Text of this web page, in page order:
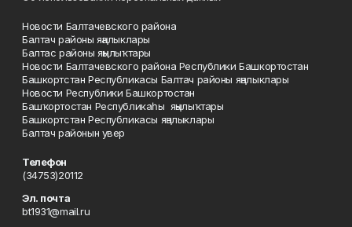
Новости Балтачевского района
Балтач районы яңалыклары
Балтас районы яңылыҡтары
Новости Балтачевского района Республики Башкортостан
Башкортстан Республикасы Балтач районы яңалыклары
Новости Республики Башкортостан
Башҡортостан Республикаһы яңылыҡтары
Башкортстан Республикасы яңалыклары
Балтач районын увер
Телефон
(34753)20112
Эл. почта
bt1931@mail.ru